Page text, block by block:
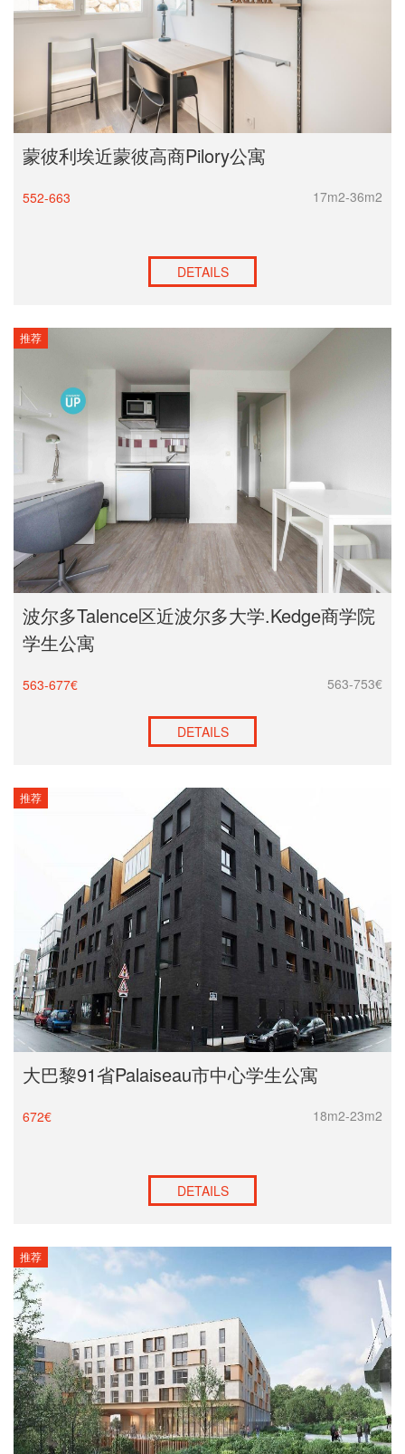
蒙彼利埃近蒙彼高商Pilory公寓
552-663 17m2-36m2
DETAILS
推荐
波尔多Talence区近波尔多大学.Kedge商学院
学生公寓
563-677€ 563-753€
DETAILS
推荐
大巴黎91省Palaiseau市中心学生公寓
672€ 18m2-23m2
DETAILS
推荐